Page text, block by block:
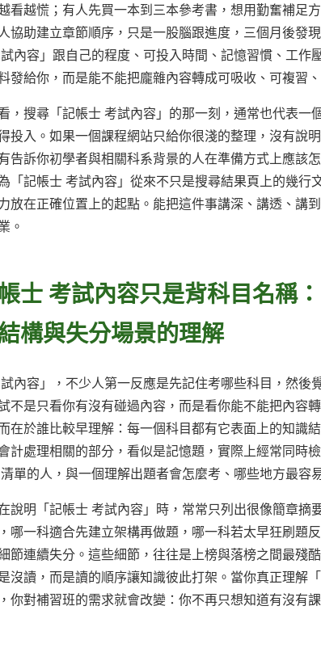
看越慌；有人先買一本到三本參考書，想用勤奮補足
協助建立章節順序，只是一股腦跟進度，三個月後發
內容」跟自己的程度、可投入時間、記憶習慣、工
發給你，而是能不能把龐雜內容轉成可吸收、可複習
，搜尋「記帳士 考試內容」的那一刻，通常也代表
投入。如果一個課程網站只給你很淺的整理，沒有說
告訴你初學者與相關科系背景的人在準備方式上應該
「記帳士 考試內容」從來不只是搜尋結果頁上的幾
放在正確位置上的起點。能把這件事講深、講透、講
。
士 考試內容只是背科目名稱
構與失分場景的理解
內容」，不少人第一反應是先記住考哪些科目，然
不是只看你有沒有碰過內容，而是看你能不能把內容
在於誰比較早理解：每一個科目都有它表面上的知識
計處理相關的部分，看似是記憶題，實際上經常同時
單的人，與一個理解出題者會怎麼考、哪些地方最容
說明「記帳士 考試內容」時，常常只列出很像簡章摘
哪一科適合先建立架構再做題，哪一科若太早狂刷題
節連續失分。這些細節，往往是上榜與落榜之間最殘
沒讀，而是讀的順序讓知識彼此打架。當你真正理解
你對補習班的需求就會改變：你不再只想知道有沒有